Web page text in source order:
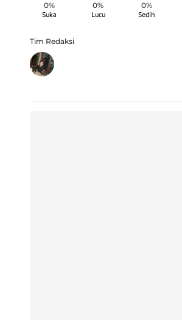
0%
Suka
0%
Lucu
0%
Sedih
Tim Redaksi